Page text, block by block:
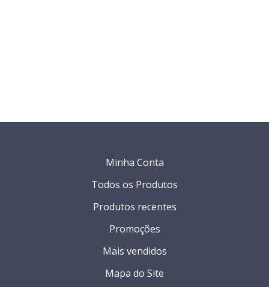
Minha Conta
Todos os Produtos
Produtos recentes
Promoções
Mais vendidos
Mapa do Site